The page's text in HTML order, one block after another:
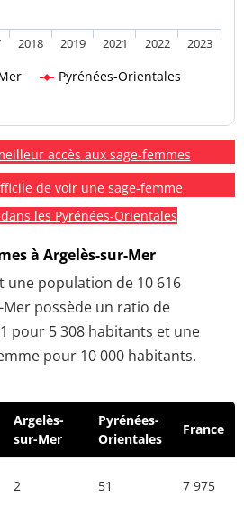
Pyrénées-Orientales
2018 2019 2021 2022 2023
accès aux sage-femmes
de voir une sage-femme
les Pyrénées-Orientales
à Argelès-sur-Mer
une population de 10 616
possède un ratio de
pour 5 308 habitants et une
pour 10 000 habitants.
Argelès-
sur-Mer
Pyrénées-
Orientales
France
2 51 7 975